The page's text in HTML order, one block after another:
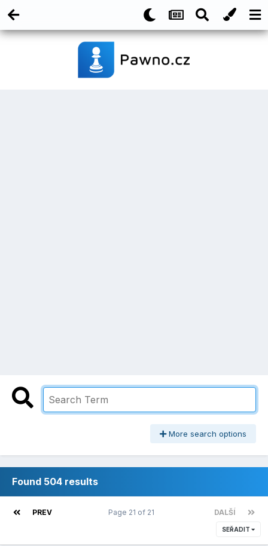
More search options
Found 504 results
PREV DALŠÍ
Page 21 of 21
SEŘADIT